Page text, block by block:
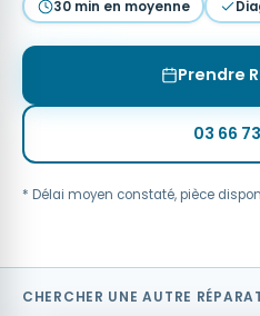
30 min en moyenne
Prendre
03 66
* Délai moyen constaté, pièce
CHERCHER UNE AUTRE